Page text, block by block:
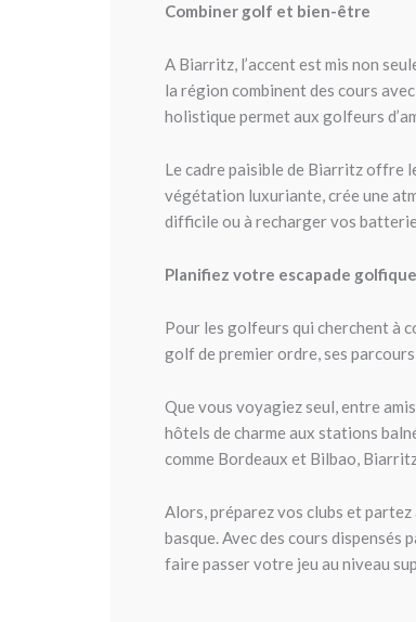
Combiner golf et bien-être
A Biarritz, l’accent est mis non
la région combinent des cours
holistique permet aux golfeurs
Le cadre paisible de Biarritz offre
végétation luxuriante, crée une
difficile ou à recharger vos
Planifiez votre escapade
Pour les golfeurs qui cherchent à
golf de premier ordre, ses
Que vous voyagiez seul, entre
hôtels de charme aux stations
comme Bordeaux et Bilbao,
Alors, préparez vos clubs et
basque. Avec des cours
faire passer votre jeu au niveau